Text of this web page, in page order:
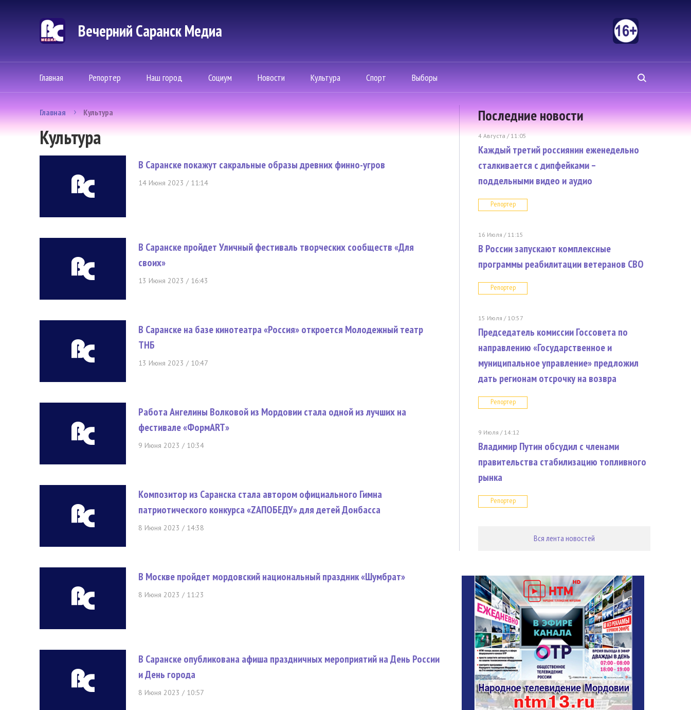
Вечерний Саранск Mедиа
Главная Репортер Наш город Социум Новости Культура Спорт Выборы
Главная Культура
Культура
В Саранске покажут сакральные образы древних финно-угров
14 Июня 2023 / 11:14
В Саранске пройдет Уличный фестиваль творческих сообществ «Для
своих»
13 Июня 2023 / 16:43
В Саранске на базе кинотеатра «Россия» откроется Молодежный театр
ТНБ
13 Июня 2023 / 10:47
Работа Ангелины Волковой из Мордовии стала одной из лучших на
фестивале «ФормART»
9 Июня 2023 / 10:34
Композитор из Саранска стала автором официального Гимна
патриотического конкурса «ZAПОБЕДУ» для детей Донбасса
8 Июня 2023 / 14:38
В Москве пройдет мордовский национальный праздник «Шумбрат»
8 Июня 2023 / 11:23
В Саранске опубликована афиша праздничных мероприятий на День России
и День города
8 Июня 2023 / 10:57
Последние новости
4 Августа / 11:05
Каждый третий россиянин еженедельно
сталкивается с дипфейками –
поддельными видео и аудио
Репортер
16 Июля / 11:15
В России запускают комплексные
программы реабилитации ветеранов СВО
Репортер
15 Июля / 10:57
Председатель комиссии Госсовета по
направлению «Государственное и
муниципальное управление» предложил
дать регионам отсрочку на возвра
Репортер
9 Июля / 14:12
Владимир Путин обсудил с членами
правительства стабилизацию топливного
рынка
Репортер
Вся лента новостей